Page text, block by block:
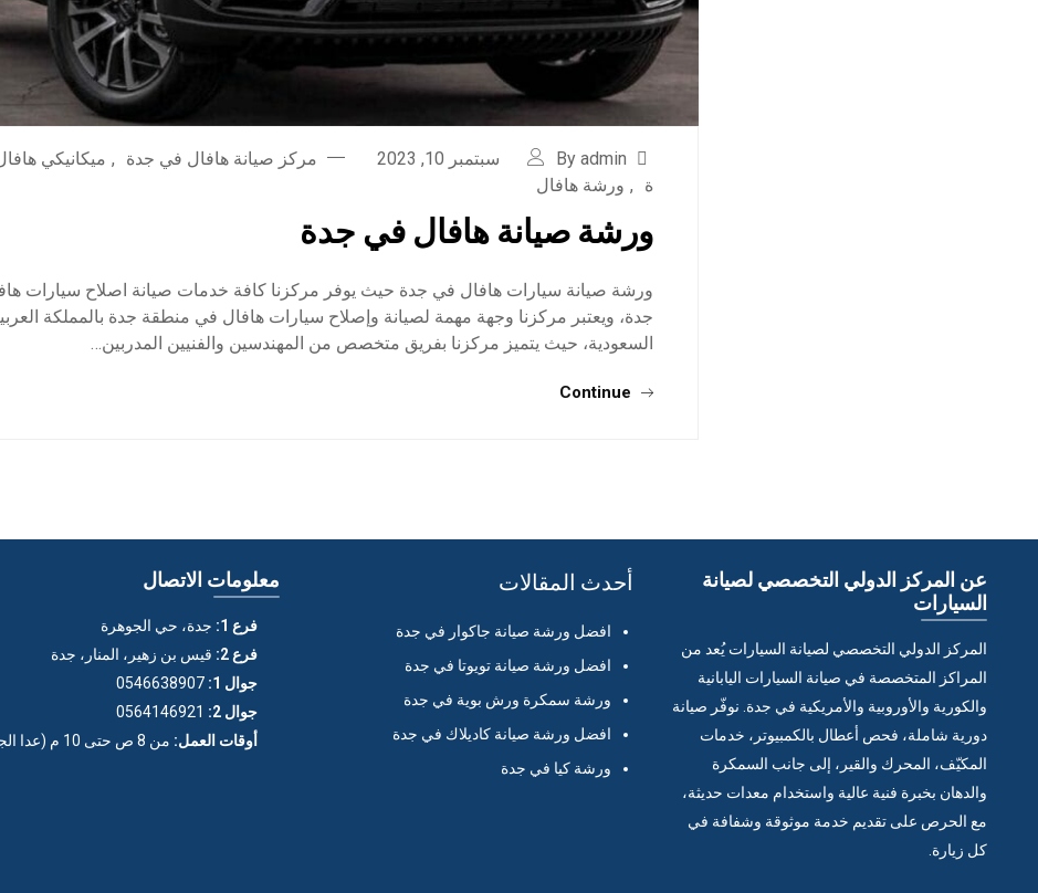
By admin سبتمبر 10, 2023 مركز صيانة هافال في جدة , ميكانيكي
ة
, ورشة هافال
ورشة صيانة هافال في جدة
ورشة صيانة سيارات هافال في جدة حيث يوفر مركزنا كافة خدمات صيانة اصلاح سيارات
جدة، ويعتبر مركزنا وجهة مهمة لصيانة وإصلاح سيارات هافال في منطقة جدة بالمملكة
السعودية، حيث يتميز مركزنا بفريق متخصص من المهندسين والفنيين المدربين…
Continue
عن المركز الدولي التخصصي لصيانة
السيارات
المركز الدولي التخصصي لصيانة السيارات يُعد من
المراكز المتخصصة في صيانة السيارات اليابانية
والكورية والأوروبية والأمريكية في جدة. نوفّر صيانة
دورية شاملة، فحص أعطال بالكمبيوتر، خدمات
المكيّف، المحرك والقير، إلى جانب السمكرة
والدهان بخبرة فنية عالية واستخدام معدات حديثة،
مع الحرص على تقديم خدمة موثوقة وشفافة في
كل زيارة.
أحدث المقالات
افضل ورشة صيانة جاكوار في جدة
افضل ورشة صيانة تويوتا في جدة
ورشة سمكرة ورش بوية في جدة
افضل ورشة صيانة كاديلاك في جدة
ورشة كيا في جدة
معلومات الاتصال
فرع 1:
جدة، حي الجوهرة
فرع 2:
قيس بن زهير، المنار، جدة
جوال 1:
0546638907
جوال 2:
0564146921
أوقات العمل: من 8 ص حتى 10 م (عدا الجمعة)